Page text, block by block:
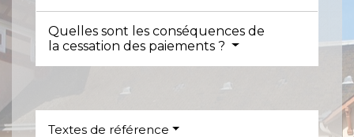
Quelles sont les conséquences de
la cessation des paiements ?
Textes de référence